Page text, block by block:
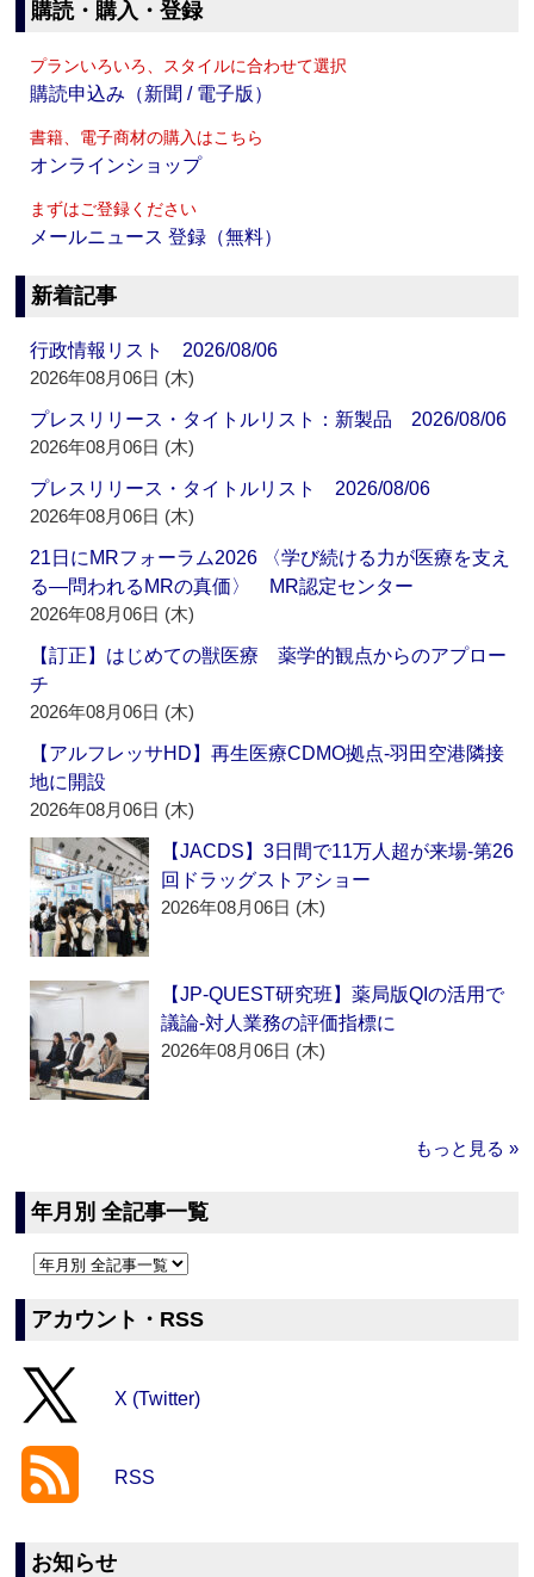
購読・購入・登録
プランいろいろ、スタイルに合わせて選択
購読申込み（新聞 / 電子版）
書籍、電子商材の購入はこちら
オンラインショップ
まずはご登録ください
メールニュース 登録（無料）
新着記事
行政情報リスト 2026/08/06
2026年08月06日 (木)
プレスリリース・タイトルリスト：新製品 2026/08/06
2026年08月06日 (木)
プレスリリース・タイトルリスト 2026/08/06
2026年08月06日 (木)
21日にMRフォーラム2026 〈学び続ける力が医療を支え
る―問われるMRの真価〉 MR認定センター
2026年08月06日 (木)
【訂正】はじめての獣医療 薬学的観点からのアプロー
チ
2026年08月06日 (木)
【アルフレッサHD】再生医療CDMO拠点‐羽田空港隣接
地に開設
2026年08月06日 (木)
【JACDS】3日間で11万人超が来場‐第26
回ドラッグストアショー
2026年08月06日 (木)
【JP-QUEST研究班】薬局版QIの活用で
議論‐対人業務の評価指標に
2026年08月06日 (木)
もっと見る »
年月別 全記事一覧
アカウント・RSS
X (Twitter)
RSS
お知らせ